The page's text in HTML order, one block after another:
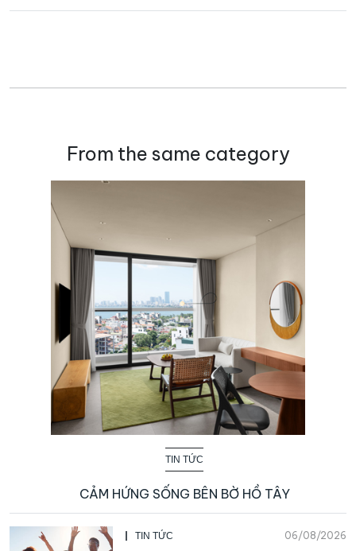
From the same category
TIN TỨC
CẢM HỨNG SỐNG BÊN BỜ HỒ TÂY
TIN TỨC 06/08/2026